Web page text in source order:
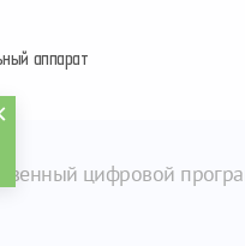
аппарат
цифровой